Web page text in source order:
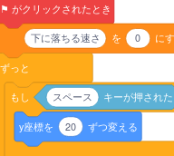
⚑ がクリックされたとき
下に落ちる速さ を 0 に
ずっと
もし スペース キーが押された
y座標を 20 ずつ変える